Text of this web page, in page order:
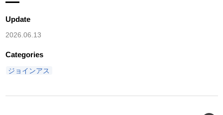
Update
2026.06.13
Categories
ジョインアス